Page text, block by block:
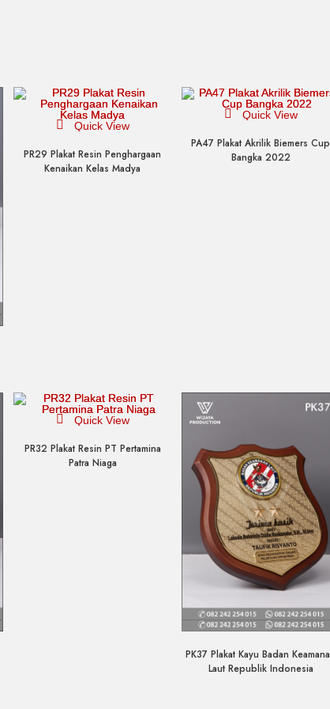
Quick View
PR29 Plakat Resin Penghargaan
Kenaikan Kelas Madya
Quick View
PA47 Plakat Akrilik Biemers Cup
Bangka 2022
Quick View
PR32 Plakat Resin PT Pertamina
Patra Niaga
Quick View
PK37 Plakat Kayu Badan
Laut Republik Indonesia